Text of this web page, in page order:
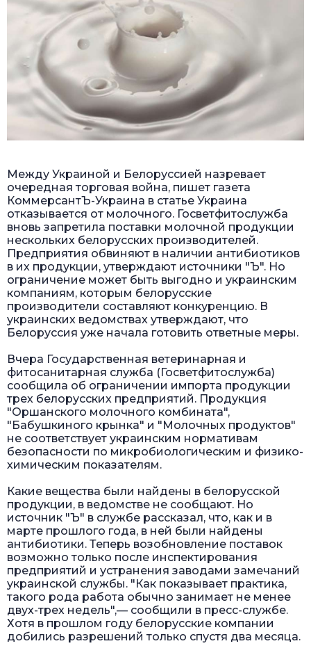
Между Украиной и Белоруссией назревает
очередная торговая война, пишет газета
КоммерсантЪ-Украина в статье Украина
отказывается от молочного. Госветфитослужба
вновь запретила поставки молочной продукции
нескольких белорусских производителей.
Предприятия обвиняют в наличии антибиотиков
в их продукции, утверждают источники "Ъ". Но
ограничение может быть выгодно и украинским
компаниям, которым белорусские
производители составляют конкуренцию. В
украинских ведомствах утверждают, что
Белоруссия уже начала готовить ответные меры.
Вчера Государственная ветеринарная и
фитосанитарная служба (Госветфитослужба)
сообщила об ограничении импорта продукции
трех белорусских предприятий. Продукция
"Оршанского молочного комбината",
"Бабушкиного крынка" и "Молочных продуктов"
не соответствует украинским нормативам
безопасности по микробиологическим и физико-
химическим показателям.
Какие вещества были найдены в белорусской
продукции, в ведомстве не сообщают. Но
источник "Ъ" в службе рассказал, что, как и в
марте прошлого года, в ней были найдены
антибиотики. Теперь возобновление поставок
возможно только после инспектирования
предприятий и устранения заводами замечаний
украинской службы. "Как показывает практика,
такого рода работа обычно занимает не менее
двух-трех недель",— сообщили в пресс-службе.
Хотя в прошлом году белорусские компании
добились разрешений только спустя два месяца.